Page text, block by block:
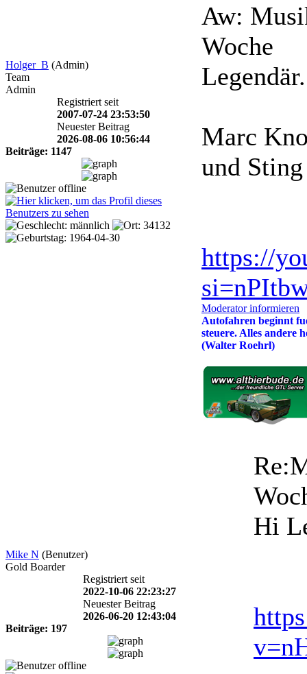
Holger_B (Admin)
Team
Admin
Registriert seit
2007-07-24 23:53:50
Neuester Beitrag
2026-08-06 10:56:44
Beiträge: 1147
Aw:
Woche
Marc
und
https://
Moderator informieren
Autofahren beginnt
steuere. Alles andere
(Walter Roehrl)
Mike N (Benutzer)
Gold Boarder
Registriert seit
2022-10-06 22:23:27
Neuester Beitrag
2026-06-20 12:43:04
Beiträge: 197
Hi